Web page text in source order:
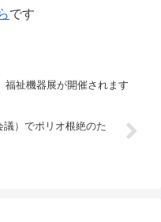
です
福祉機器展が開催されます
）でポリオ根絶のた